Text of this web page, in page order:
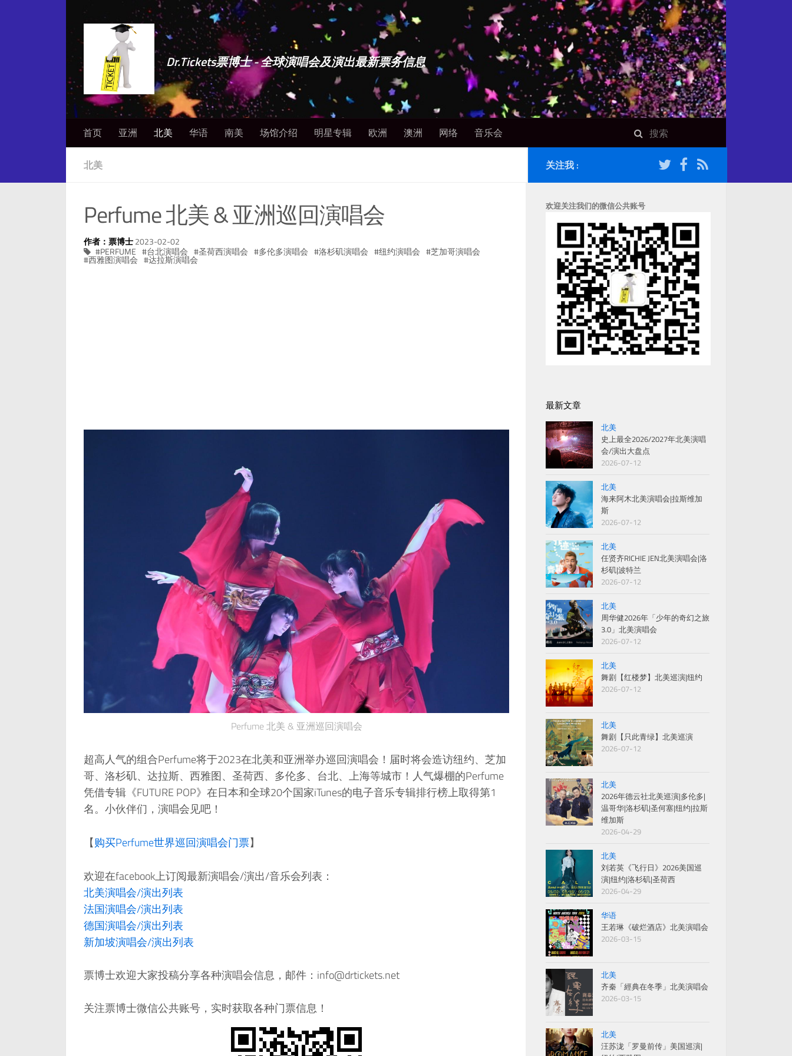
Dr.Tickets票博士 - 全球演唱会及演出最新票务信息
首页 亚洲 北美 华语 南美 场馆介绍 明星专辑 欧洲 澳洲 网络 音乐会
北美
Perfume 北美 & 亚洲巡回演唱会
作者：票博士2023-02-02
PERFUME
台北演唱会 圣荷西演唱会 多伦多演唱会 洛杉矶演唱会 纽约演唱会 芝加哥演唱会
西雅图演唱会 达拉斯演唱会
Perfume 北美 & 亚洲巡回演唱会
超高人气的组合Perfume将于2023在北美和亚洲举办巡回演唱会！届时将会造访纽约、芝加
哥、洛杉矶、达拉斯、西雅图、圣荷西、多伦多、台北、上海等城市！人气爆棚的Perfume
凭借专辑《FUTURE POP》在日本和全球20个国家iTunes的电子音乐专辑排行榜上取得第1
名。小伙伴们，演唱会见吧！
【购买Perfume世界巡回演唱会门票】
欢迎在facebook上订阅最新演唱会/演出/音乐会列表：
北美演唱会/演出列表
法国演唱会/演出列表
德国演唱会/演出列表
新加坡演唱会/演出列表
票博士欢迎大家投稿分享各种演唱会信息，邮件：info@drtickets.net
关注票博士微信公共账号，实时获取各种门票信息！
关注我 :
欢迎关注我们的微信公共账号
最新文章
北美
史上最全2026/2027年北美演唱
会/演出大盘点
2026-07-12
北美
海来阿木北美演唱会|拉斯维加
斯
2026-07-12
北美
任贤齐RICHIE JEN北美演唱会|洛
杉矶|波特兰
2026-07-12
北美
周华健2026年「少年的奇幻之旅
3.0」北美演唱会
2026-07-12
北美
舞剧【红楼梦】北美巡演|纽约
2026-07-12
北美
舞剧【只此青绿】北美巡演
2026-07-12
北美
2026年德云社北美巡演|多伦多|
温哥华|洛杉矶|圣何塞|纽约|拉斯
维加斯
2026-04-29
北美
刘若英《飞行日》2026美国巡
演|纽约|洛杉矶|圣荷西
2026-04-29
华语
王若琳《破烂酒店》北美演唱会
2026-03-15
北美
齐秦「經典在冬季」北美演唱会
2026-03-15
北美
汪苏泷「罗曼前传」美国巡演|